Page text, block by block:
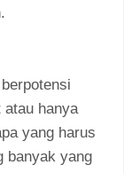
atau hanya
yang harus
banyak yang